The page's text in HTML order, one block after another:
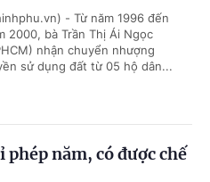
- Từ năm 1996 đến
2000, bà Trần Thị Ái Ngọc
nhận chuyển nhượng
sử dụng đất từ 05 hộ dân...
năm, có được chế